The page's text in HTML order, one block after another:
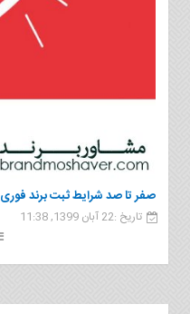
صفر تا صد شرایط ثبت برند فوری
تاریخ :22 آبان 1399, 11:38